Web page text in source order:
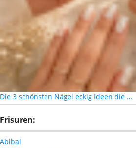
Die 3 schönsten Nägel eckig Ideen die …
Frisuren:
Abibal